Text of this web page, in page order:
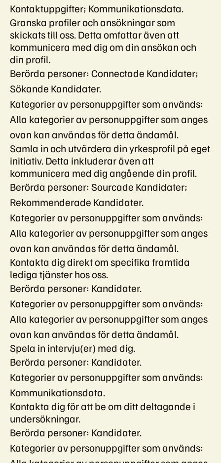
Kontaktuppgifter; Kommunikationsdata.
Granska profiler och ansökningar som
skickats till oss. Detta omfattar även att
kommunicera med dig om din ansökan och
din profil.
Berörda personer: Connectade Kandidater;
Sökande Kandidater.
Kategorier av personuppgifter som används:
Alla kategorier av personuppgifter som anges
ovan kan användas för detta ändamål.
Samla in och utvärdera din yrkesprofil på eget
initiativ. Detta inkluderar även att
kommunicera med dig angående din profil.
Berörda personer: Sourcade Kandidater;
Rekommenderade Kandidater.
Kategorier av personuppgifter som används:
Alla kategorier av personuppgifter som anges
ovan kan användas för detta ändamål.
Kontakta dig direkt om specifika framtida
lediga tjänster hos oss.
Berörda personer: Kandidater.
Kategorier av personuppgifter som används:
Alla kategorier av personuppgifter som anges
ovan kan användas för detta ändamål.
Spela in intervju(er) med dig.
Berörda personer: Kandidater.
Kategorier av personuppgifter som används:
Kommunikationsdata.
Kontakta dig för att be om ditt deltagande i
undersökningar.
Berörda personer: Kandidater.
Kategorier av personuppgifter som används: